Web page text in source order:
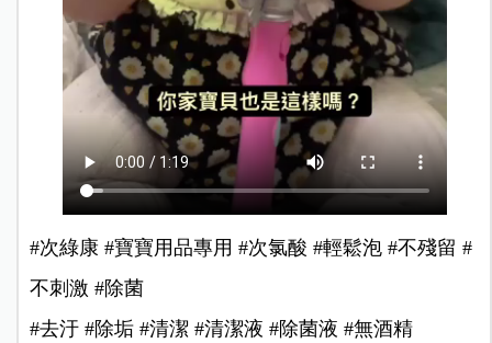
#次綠康 #寶寶用品專用 #次氯酸 #輕鬆泡 #不殘留 #
不刺激 #除菌
#去汙 #除垢 #清潔 #清潔液 #除菌液 #無酒精